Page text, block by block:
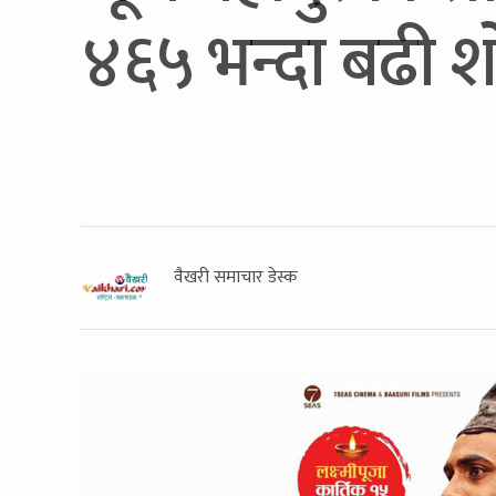
४६५ भन्दा बढी
वैखरी समाचार डेस्क